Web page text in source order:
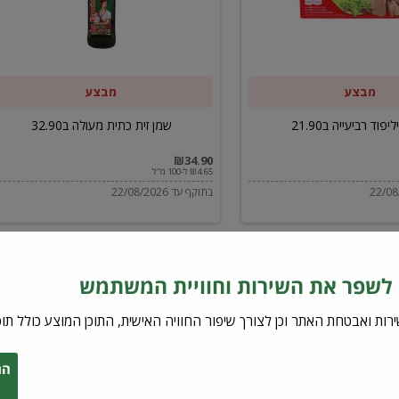
מבצע
רביעייה ב21.90
מבצע
שמן זית כתית מעולה ב32.90
₪34.90
₪4.65 ל-100 מ"ל
בתוקף עד 22/08/2026